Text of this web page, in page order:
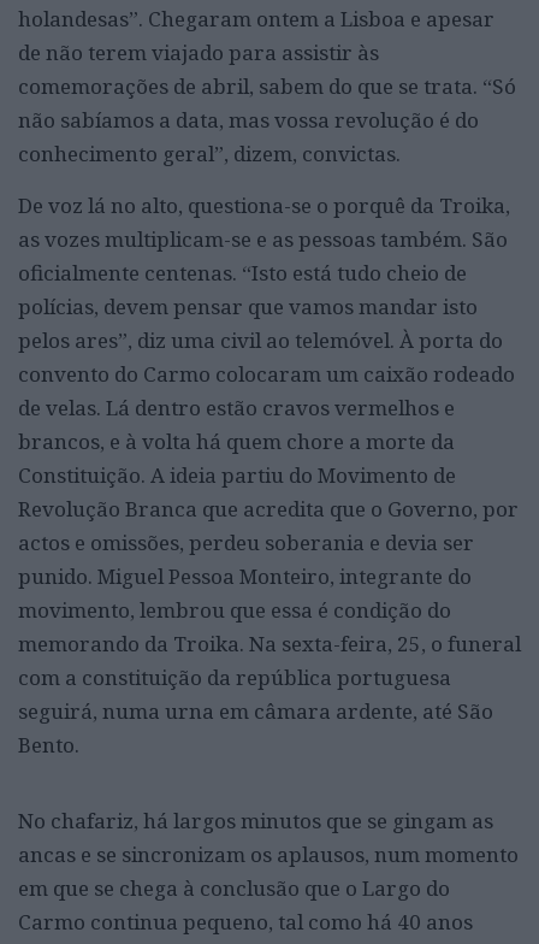
holandesas”. Chegaram ontem a Lisboa e apesar
de não terem viajado para assistir às
comemorações de abril, sabem do que se trata. “Só
não sabíamos a data, mas vossa revolução é do
conhecimento geral”, dizem, convictas.
De voz lá no alto, questiona-se o porquê da Troika,
as vozes multiplicam-se e as pessoas também. São
oficialmente centenas. “Isto está tudo cheio de
polícias, devem pensar que vamos mandar isto
pelos ares”, diz uma civil ao telemóvel. À porta do
convento do Carmo colocaram um caixão rodeado
de velas. Lá dentro estão cravos vermelhos e
brancos, e à volta há quem chore a morte da
Constituição. A ideia partiu do Movimento de
Revolução Branca que acredita que o Governo, por
actos e omissões, perdeu soberania e devia ser
punido. Miguel Pessoa Monteiro, integrante do
movimento, lembrou que essa é condição do
memorando da Troika. Na sexta-feira, 25, o funeral
com a constituição da república portuguesa
seguirá, numa urna em câmara ardente, até São
Bento.
No chafariz, há largos minutos que se gingam as
ancas e se sincronizam os aplausos, num momento
em que se chega à conclusão que o Largo do
Carmo continua pequeno, tal como há 40 anos